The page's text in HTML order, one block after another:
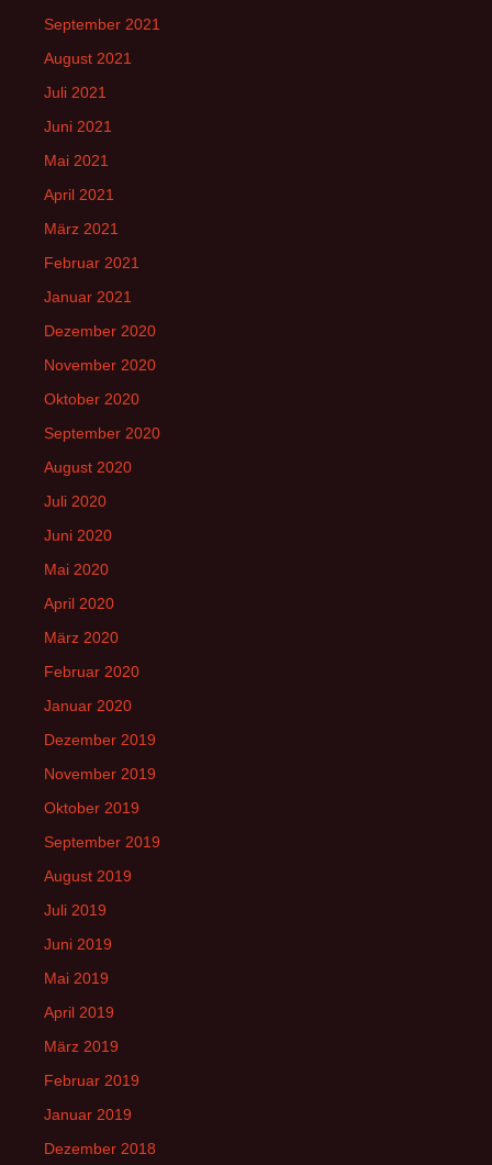
September 2021
August 2021
Juli 2021
Juni 2021
Mai 2021
April 2021
März 2021
Februar 2021
Januar 2021
Dezember 2020
November 2020
Oktober 2020
September 2020
August 2020
Juli 2020
Juni 2020
Mai 2020
April 2020
März 2020
Februar 2020
Januar 2020
Dezember 2019
November 2019
Oktober 2019
September 2019
August 2019
Juli 2019
Juni 2019
Mai 2019
April 2019
März 2019
Februar 2019
Januar 2019
Dezember 2018